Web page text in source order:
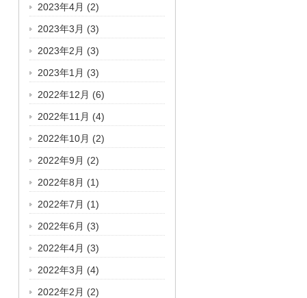
2023年4月 (2)
2023年3月 (3)
2023年2月 (3)
2023年1月 (3)
2022年12月 (6)
2022年11月 (4)
2022年10月 (2)
2022年9月 (2)
2022年8月 (1)
2022年7月 (1)
2022年6月 (3)
2022年4月 (3)
2022年3月 (4)
2022年2月 (2)